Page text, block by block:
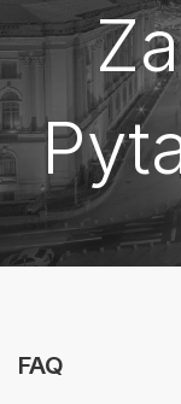
POLSKA
FAQ